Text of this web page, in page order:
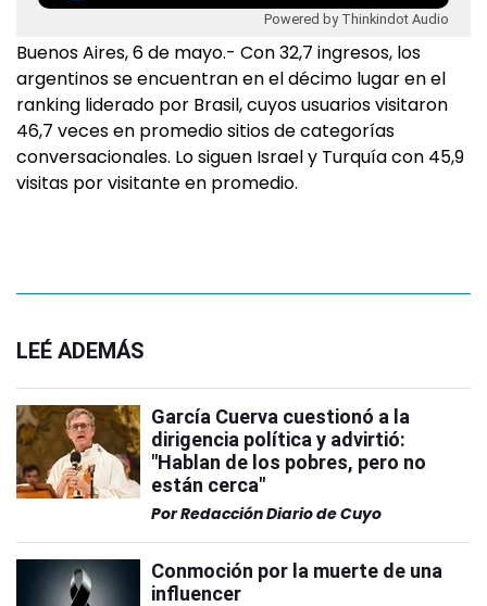
Powered by Thinkindot Audio
Buenos Aires, 6 de mayo.- Con 32,7 ingresos, los
argentinos se encuentran en el décimo lugar en el
ranking liderado por Brasil, cuyos usuarios visitaron
46,7 veces en promedio sitios de categorías
conversacionales. Lo siguen Israel y Turquía con 45,9
visitas por visitante en promedio.
LEÉ ADEMÁS
García Cuerva cuestionó a la
dirigencia política y advirtió:
"Hablan de los pobres, pero no
están cerca"
PorRedacción Diario de Cuyo
Conmoción por la muerte de una
influencer